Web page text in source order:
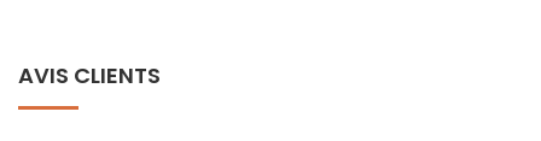
AVIS CLIENTS